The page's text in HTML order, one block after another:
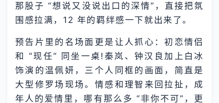
那股子 “想说又没说出口的深情”，直接把氛
围感拉满，12 年的羁绊感一下就出来了。​
预告片里的名场面更是让人抓心：初恋情侣
和 “现任” 同坐一桌!秦岚、钟汉良加上白冰
饰演的温佩妍，三个人同框的画面，简直是
大型修罗场现场。情感和理智来回拉扯，成
年人的爱情里，哪有那么多 “非你不可”，更